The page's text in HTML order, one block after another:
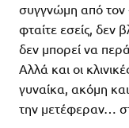
συγγνώμη από τον
φταίτε εσείς, δεν
δεν μπορεί να
Αλλά και οι
γυναίκα, ακόμη
την μετέφεραν…